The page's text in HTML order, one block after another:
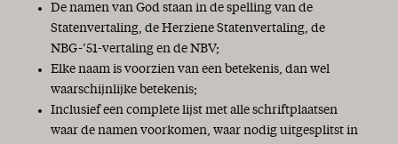
De namen van God staan in de spelling van de
Statenvertaling, de Herziene Statenvertaling, de
NBG-’51-vertaling en de NBV;
Elke naam is voorzien van een betekenis, dan wel
waarschijnlijke betekenis;
Inclusief een complete lijst met alle schriftplaatsen
waar de namen voorkomen, waar nodig uitgesplitst in